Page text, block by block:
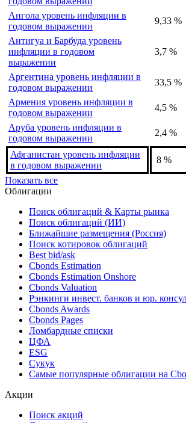
Албания уровень инфляции в
годовом выражении
Алжир уровень инфляции в
годовом выражении
Ангола уровень инфляции в
годовом выражении
Антигуа и Барбуда уровень
инфляции в годовом
выражении
Аргентина уровень инфляции в
годовом выражении
Армения уровень инфляции в
годовом выражении
4,5 %
Аруба уровень инфляции в
годовом выражении
2,4 %
Афганистан уровень инфляции
в годовом выражении
Показать все
Облигации
Поиск облигаций & Карты рынка
Поиск облигаций (ИИ)
Ближайшие размещения (Россия)
Поиск котировок облигаций
Best bid/ask
Cbonds Estimation
Cbonds Estimation Onshore
Cbonds Valuation
Рэнкинги инвест. банков и юр.
Cbonds Awards
Cbonds Pages
Ломбардные списки
ESG
Самые популярные облигации на